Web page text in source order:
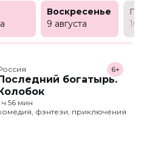
Воскресенье
9 августа
10
богатырь.
6+
ч 56 мин
фэнтези, приключения